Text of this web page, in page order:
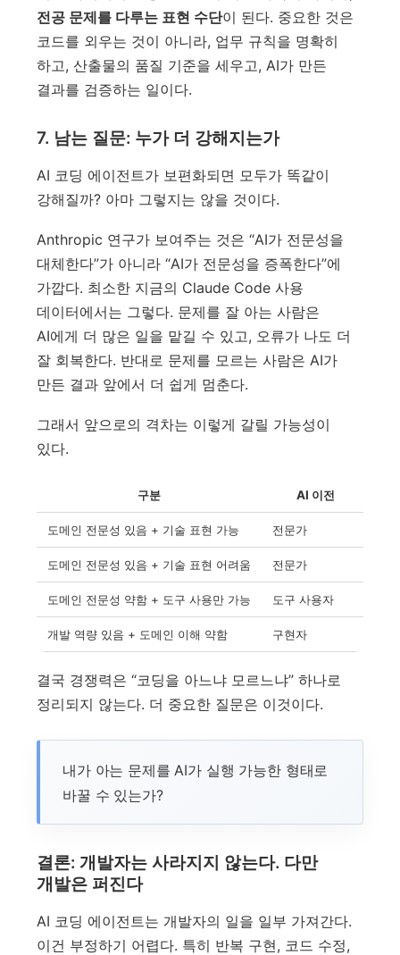
전공 문제를 다루는 표현 수단이 된다. 중요한 것은
코드를 외우는 것이 아니라, 업무 규칙을 명확히
하고, 산출물의 품질 기준을 세우고, AI가 만든
결과를 검증하는 일이다.
7. 남는 질문: 누가 더 강해지는가
AI 코딩 에이전트가 보편화되면 모두가 똑같이
강해질까? 아마 그렇지는 않을 것이다.
Anthropic 연구가 보여주는 것은 “AI가 전문성을
대체한다”가 아니라 “AI가 전문성을 증폭한다”에
가깝다. 최소한 지금의 Claude Code 사용
데이터에서는 그렇다. 문제를 잘 아는 사람은
AI에게 더 많은 일을 맡길 수 있고, 오류가 나도 더
잘 회복한다. 반대로 문제를 모르는 사람은 AI가
만든 결과 앞에서 더 쉽게 멈춘다.
그래서 앞으로의 격차는 이렇게 갈릴 가능성이
있다.
구분 AI 이전
도메인 전문성 있음 + 기술 표현 가능 전문가
도메인 전문성 있음 + 기술 표현 어려움 전문가
도메인 전문성 약함 + 도구 사용만 가능 도구 사용자
개발 역량 있음 + 도메인 이해 약함 구현자
결국 경쟁력은 “코딩을 아느냐 모르느냐” 하나로
정리되지 않는다. 더 중요한 질문은 이것이다.
내가 아는 문제를 AI가 실행 가능한 형태로
바꿀 수 있는가?
결론: 개발자는 사라지지 않는다. 다만
개발은 퍼진다
AI 코딩 에이전트는 개발자의 일을 일부 가져간다.
이건 부정하기 어렵다. 특히 반복 구현, 코드 수정,